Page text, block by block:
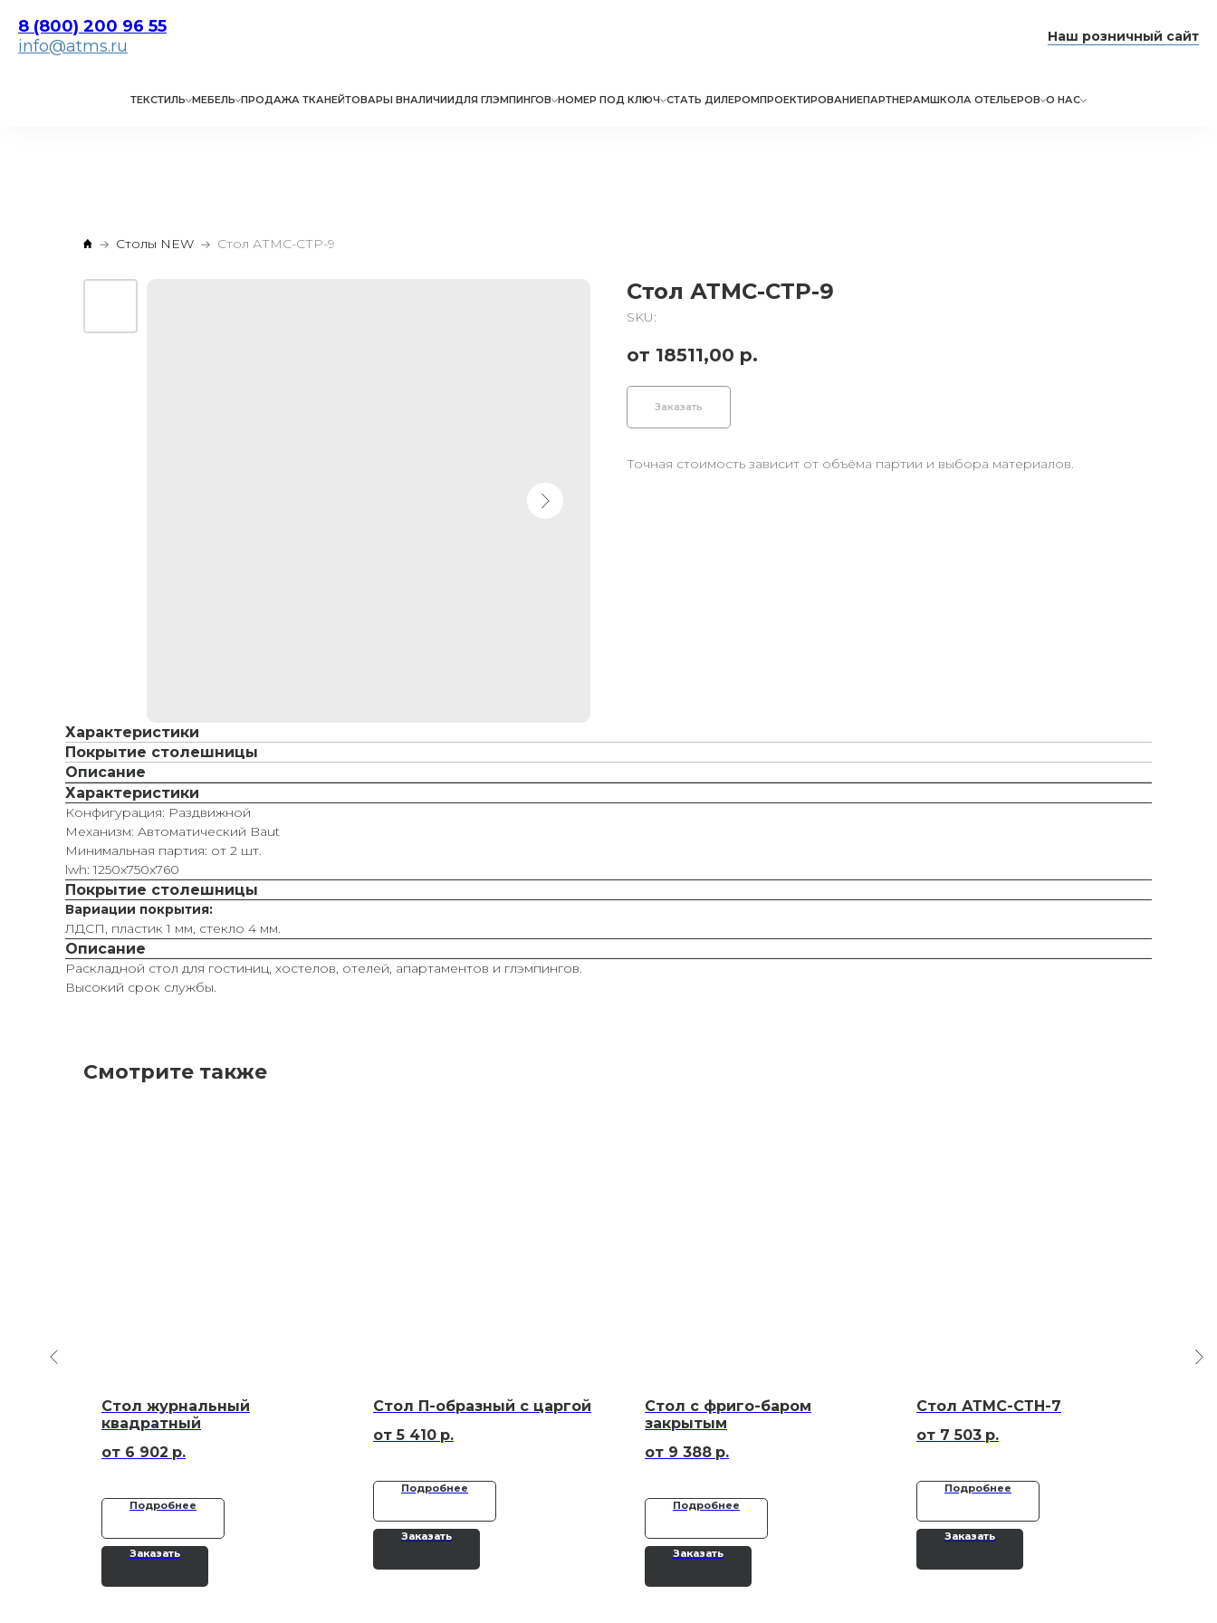
8 (800) 200 96 55
info@atms.ru
Наш розничный сайт
ТЕКСТИЛЬ МЕБЕЛЬ ПРОДАЖА ТКАНЕЙТОВАРЫ ВНАЛИЧИИДЛЯ ГЛЭМПИНГОВ НОМЕР ПОД КЛЮЧ СТАТЬ ДИЛЕРОМПРОЕКТИРОВАНИЕПАРТНЕРАМШКОЛА ОТЕЛЬЕРОВ О НАС
Столы NEW Стол АТМС-СТР-9
Стол АТМС-СТР-9
SKU:
18511,00 р.
Заказать
Точная стоимость зависит от объёма партии и выбора материалов.
Характеристики
Покрытие столешницы
Описание
Характеристики
Конфигурация: Раздвижной
Механизм: Автоматический Baut
Минимальная партия: от 2 шт.
lwh: 1250x750x760
Покрытие столешницы
Вариации покрытия:
ЛДСП, пластик 1 мм, стекло 4 мм.
Описание
Раскладной стол для гостиниц, хостелов, отелей, апартаментов и глэмпингов.
Высокий срок службы.
Смотрите также
Стол журнальный
квадратный
6 902 р.
Подробнее
Заказать
Стол П-образный с царгой
5 410 р.
Подробнее
Заказать
Стол с фриго-баром
закрытым
9 388 р.
Подробнее
Заказать
Стол АТМС-СТН-7
7 503 р.
Подробнее
Заказать